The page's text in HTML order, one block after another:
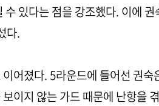
수 있다는 점을 강조했다. 이에
다.
어졌다. 5라운드에 들어선 권
이지 않는 가드 때문에 난항을